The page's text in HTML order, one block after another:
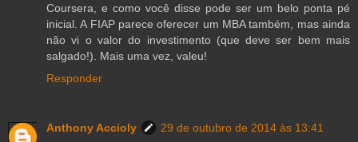
Coursera, e como você disse pode ser um belo ponta pé
inicial. A FIAP parece oferecer um MBA também, mas ainda
não vi o valor do investimento (que deve ser bem mais
salgado!). Mais uma vez, valeu!
Responder
Anthony Accioly
29 de outubro de 2014 às 13:41